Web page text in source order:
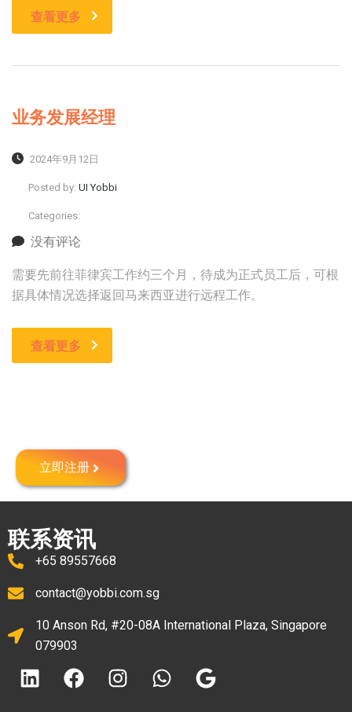
查看更多
业务发展经理
2024年9月12日
Posted by: UI Yobbi
Categories:
没有评论
需要先前往菲律宾工作约三个月，待成为正式员工后，可根
据具体情况选择返回马来西亚进行远程工作。
查看更多
立即注册
联系资讯
+65 89557668
contact@yobbi.com.sg
10 Anson Rd, #20-08A International Plaza, Singapore
079903